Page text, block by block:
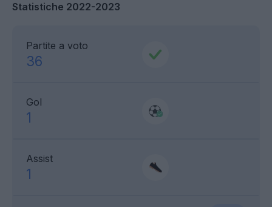
Statistiche 2022-2023
Partite a voto
36
Gol
1
Assist
1